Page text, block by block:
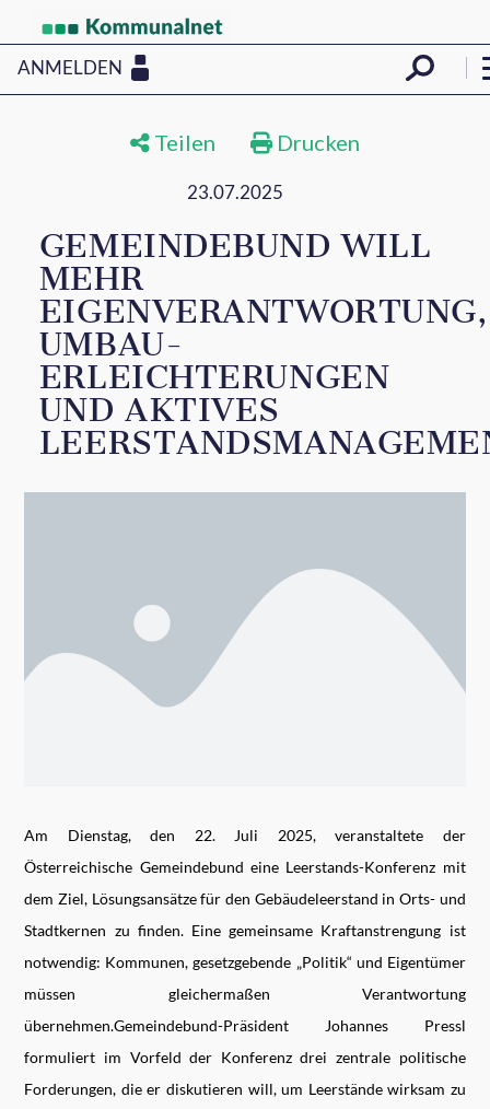
ANMELDEN
Teilen Drucken
23.07.2025
GEMEINDEBUND WILL
MEHR
EIGENVERANTWORTUNG,
UMBAU-
ERLEICHTERUNGEN
UND AKTIVES
Am Dienstag, den 22. Juli 2025, veranstaltete der
Österreichische Gemeindebund eine Leerstands-Konferenz mit
dem Ziel, Lösungsansätze für den Gebäudeleerstand in Orts- und
Stadtkernen zu finden. Eine gemeinsame Kraftanstrengung ist
notwendig: Kommunen, gesetzgebende „Politik“ und Eigentümer
müssen gleichermaßen Verantwortung
übernehmen.Gemeindebund-Präsident Johannes Pressl
formuliert im Vorfeld der Konferenz drei zentrale politische
Forderungen, die er diskutieren will, um Leerstände wirksam zu